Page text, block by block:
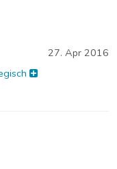
27. Apr 2016